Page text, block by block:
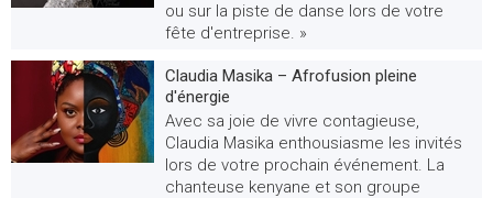
ou sur la piste de danse lors de votre
fête d'entreprise. »
Claudia Masika – Afrofusion pleine
d'énergie
Avec sa joie de vivre contagieuse,
Claudia Masika enthousiasme les invités
lors de votre prochain événement. La
chanteuse kenyane et son groupe